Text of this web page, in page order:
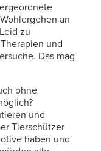
an
zu
und
Das mag
ohne
und
Tierschützer
haben und